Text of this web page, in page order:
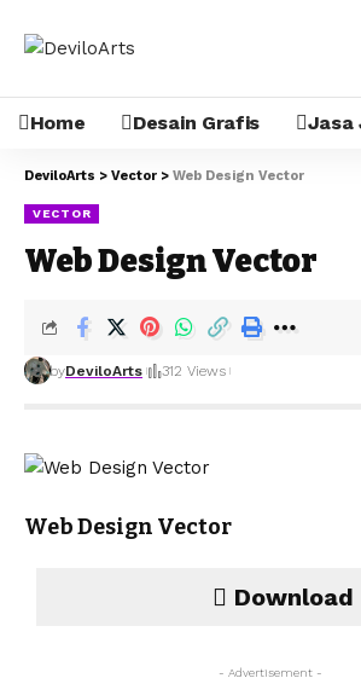
Home Desain Grafis Jasa
DeviloArts > Vector > Web Design Vector
VECTOR
Web Design Vector
byDeviloArts 312 Views
Web Design Vector
Download
- Advertisement -